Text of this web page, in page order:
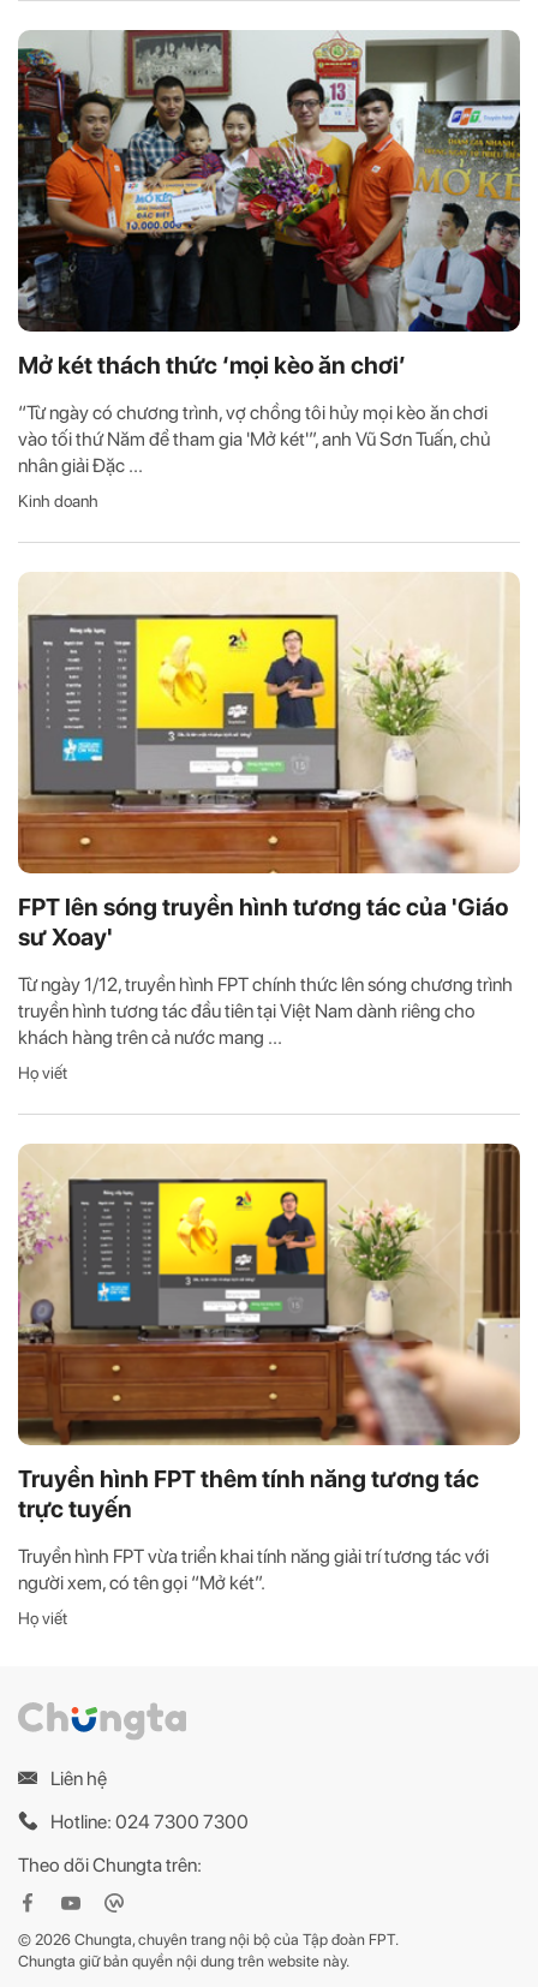
Mở két thách thức ‘mọi kèo ăn chơi’
“Từ ngày có chương trình, vợ chồng tôi hủy mọi kèo ăn chơi
vào tối thứ Năm để tham gia 'Mở két'”, anh Vũ Sơn Tuấn, chủ
nhân giải Đặc ...
Kinh doanh
FPT lên sóng truyền hình tương tác của 'Giáo
sư Xoay'
Từ ngày 1/12, truyền hình FPT chính thức lên sóng chương trình
truyền hình tương tác đầu tiên tại Việt Nam dành riêng cho
khách hàng trên cả nước mang ...
Họ viết
Truyền hình FPT thêm tính năng tương tác
trực tuyến
Truyền hình FPT vừa triển khai tính năng giải trí tương tác với
người xem, có tên gọi “Mở két”.
Họ viết
Liên hệ
Hotline: 024 7300 7300
Theo dõi Chungta trên:
© 2026 Chungta, chuyên trang nội bộ của Tập đoàn FPT.
Chungta giữ bản quyền nội dung trên website này.